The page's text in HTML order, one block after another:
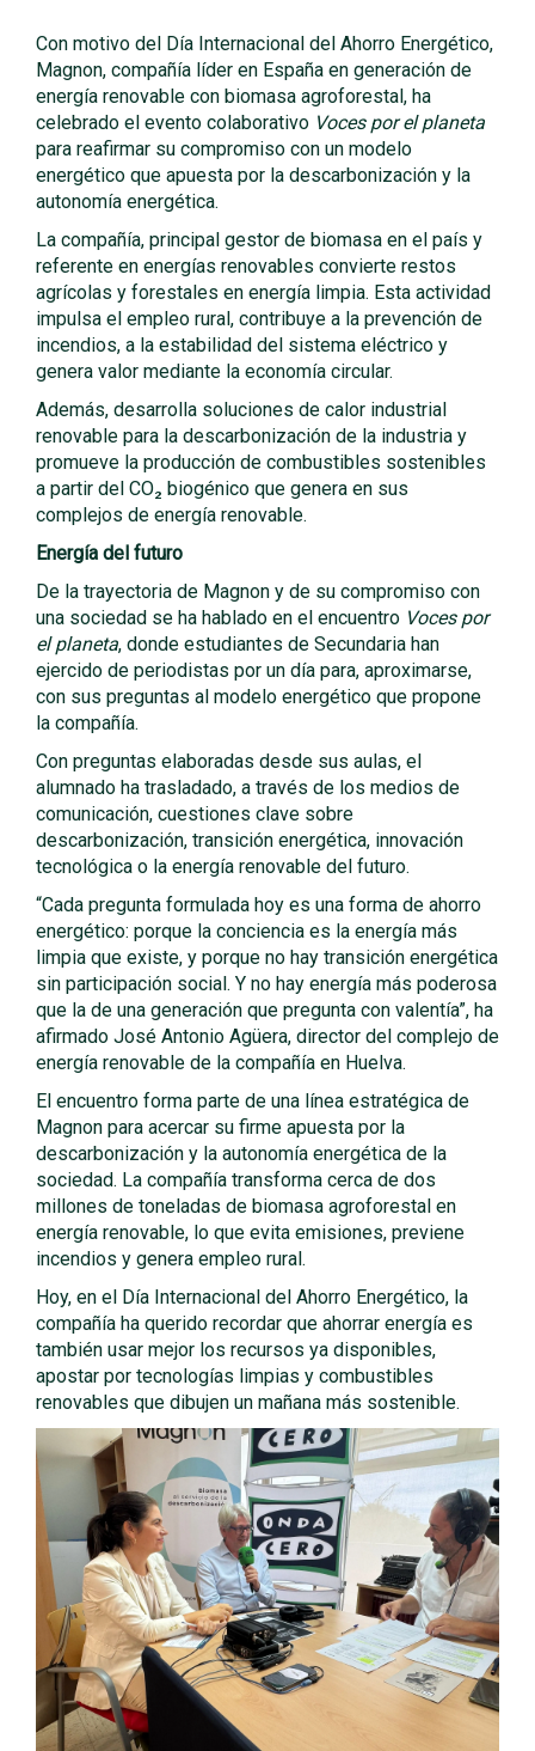
Con motivo del Día Internacional del Ahorro Energético,
Magnon, compañía líder en España en generación de
energía renovable con biomasa agroforestal, ha
celebrado el evento colaborativo Voces por el planeta
para reafirmar su compromiso con un modelo
energético que apuesta por la descarbonización y la
autonomía energética.
La compañía, principal gestor de biomasa en el país y
referente en energías renovables convierte restos
agrícolas y forestales en energía limpia. Esta actividad
impulsa el empleo rural, contribuye a la prevención de
incendios, a la estabilidad del sistema eléctrico y
genera valor mediante la economía circular.
Además, desarrolla soluciones de calor industrial
renovable para la descarbonización de la industria y
promueve la producción de combustibles sostenibles
a partir del CO₂ biogénico que genera en sus
complejos de energía renovable.
Energía del futuro
De la trayectoria de Magnon y de su compromiso con
una sociedad se ha hablado en el encuentro Voces por
el planeta, donde estudiantes de Secundaria han
ejercido de periodistas por un día para, aproximarse,
con sus preguntas al modelo energético que propone
la compañía.
Con preguntas elaboradas desde sus aulas, el
alumnado ha trasladado, a través de los medios de
comunicación, cuestiones clave sobre
descarbonización, transición energética, innovación
tecnológica o la energía renovable del futuro.
“Cada pregunta formulada hoy es una forma de ahorro
energético: porque la conciencia es la energía más
limpia que existe, y porque no hay transición energética
sin participación social. Y no hay energía más poderosa
que la de una generación que pregunta con valentía”, ha
afirmado José Antonio Agüera, director del complejo de
energía renovable de la compañía en Huelva.
El encuentro forma parte de una línea estratégica de
Magnon para acercar su firme apuesta por la
descarbonización y la autonomía energética de la
sociedad. La compañía transforma cerca de dos
millones de toneladas de biomasa agroforestal en
energía renovable, lo que evita emisiones, previene
incendios y genera empleo rural.
Hoy, en el Día Internacional del Ahorro Energético, la
compañía ha querido recordar que ahorrar energía es
también usar mejor los recursos ya disponibles,
apostar por tecnologías limpias y combustibles
renovables que dibujen un mañana más sostenible.